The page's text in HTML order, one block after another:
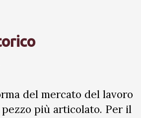
del mercato del lavoro
più articolato. Per il